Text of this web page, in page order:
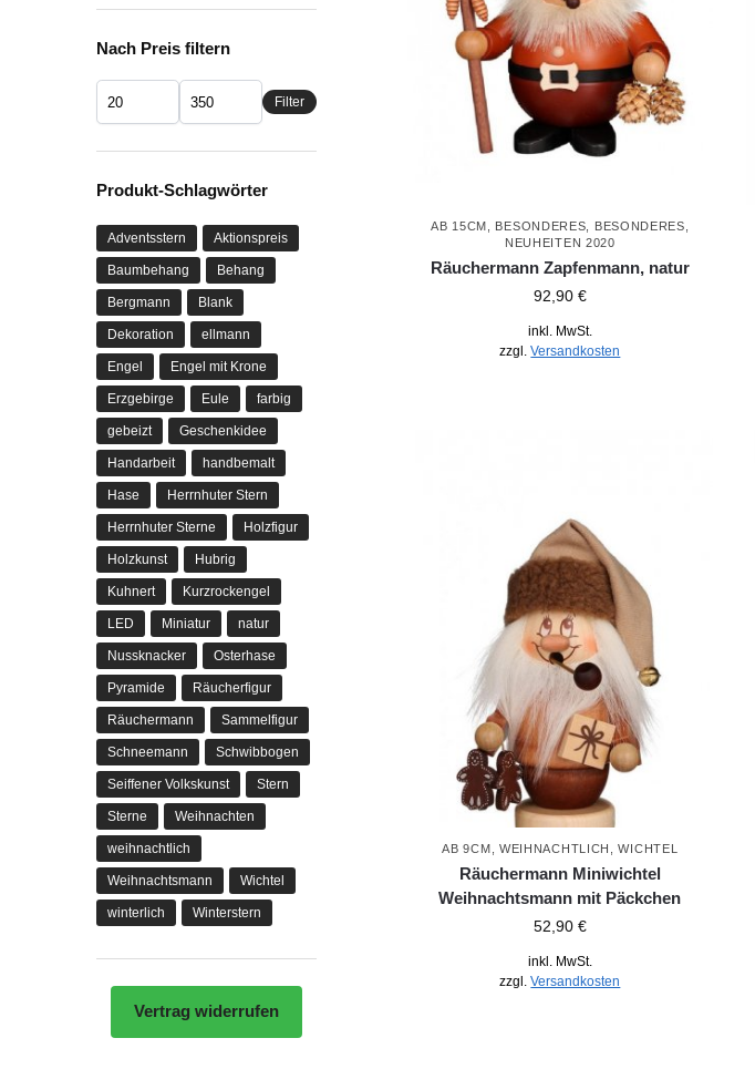
AB 15CM BESONDERES BESONDERES
NEUHEITEN 2020
Räuchermann Zapfenmann, natur
92,90 €
inkl. MwSt.
zzgl.Versandkosten
AB 9CM WEIHNACHTLICH ,WICHTEL
Räuchermann Miniwichtel
Weihnachtsmann mit Päckchen
52,90 €
inkl. MwSt.
zzgl.Versandkosten
Nach Preis filtern
Filter
Produkt-Schlagwörter
Adventsstern Aktionspreis
Baumbehang Behang
Bergmann Blank
Dekoration ellmann
Engel Engel mit Krone
Erzgebirge Eule farbig
gebeizt Geschenkidee
Handarbeit handbemalt
Hase Herrnhuter Stern
Herrnhuter Sterne Holzfigur
Holzkunst Hubrig
Kuhnert Kurzrockengel
LED Miniatur natur
Nussknacker Osterhase
Pyramide Räucherfigur
Räuchermann Sammelfigur
Schneemann Schwibbogen
Seiffener Volkskunst Stern
Sterne Weihnachten
weihnachtlich
Weihnachtsmann Wichtel
winterlich Winterstern
Vertrag widerrufen